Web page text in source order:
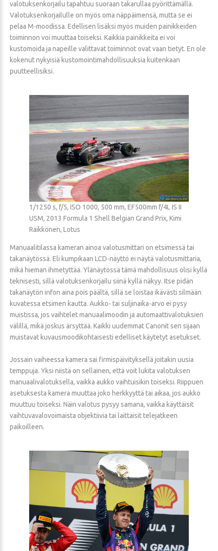
valotuksenkorjailu tapahtuu suoraan takarullaa pyörittämällä.
Valotuksenkorjailulle on myös oma näppäimensä, mutta se ei
pelaa M-moodissa. Edellisen lisäksi myös muiden painikkeiden
toiminnon voi muuttaa toiseksi. Kaikkia painikkeita ei voi
kustomoida ja napeille valittavat toiminnot ovat vaan tietyt. En ole
kokenut nykyisiä kustomointimahdollisuuksia kuitenkaan
puutteellisiksi.
1/1250 s, f/5, ISO 1000, 500 mm, EF500mm f/4L IS II
USM, 2013 Formula 1 Shell Belgian Grand Prix, Kimi
Räikkönen, Lotus
Manuaalitilassa kameran ainoa valotusmittari on etsimessä tai
takanäytössä. Eli kumpikaan LCD-näyttö ei näytä valotusmittaria,
mikä hieman ihmetyttää. Ylänäytössä tämä mahdollisuus olisi kyllä
teknisesti, sillä valotuksenkorjailu siinä kyllä näkyy. Itse pidän
takanäytön infon aina pois päältä, sillä se loistaa ikävästi silmään
kuvatessa etsimen kautta. Aukko- tai suljinaika-arvo ei pysy
muistissa, jos vaihtelet manuaalimoodin ja automaattivalotuksien
välillä, mikä joskus ärsyttää. Kaikki uudemmat Canonit sen sijaan
muistavat kuvausmoodikohtaisesti edelliset käytetyt asetukset.
Jossain vaiheessa kamera sai firmispäivityksellä joitakin uusia
temppuja. Yksi niistä on sellainen, että voit lukita valotuksen
manuaalivalotuksella, vaikka aukko vaihtuisikin toiseksi. Riippuen
asetuksesta kamera muuttaa joko herkkyyttä tai aikaa, jos aukko
muuttuu toiseksi. Näin valotus pysyy samana, vaikka käyttäisit
vaihtuvavalovoimaista objektiivia tai laittaisit telejatkeen
paikoilleen.